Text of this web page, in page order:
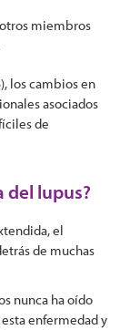
miembros
los cambios en
asociados
de
del lupus?
el
de muchas
nunca ha oído
enfermedad y